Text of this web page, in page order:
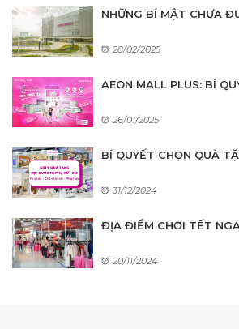
NHỮNG BÍ MẬT CHƯA
28/02/2025
AEON MALL PLUS: BÍ
26/01/2025
BÍ QUYẾT CHỌN QUÀ
31/12/2024
ĐỊA ĐIỂM CHƠI TẾT
20/11/2024